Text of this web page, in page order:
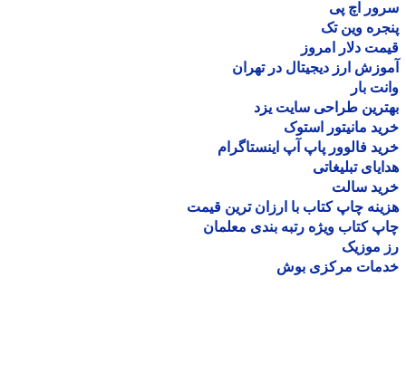
اچ پی
وین تک
دلار امروز
ارز دیجیتال در تهران
بار
طراحی سایت یزد
مانیتور استوک
فالوور پاپ آپ اینستاگرام
تبلیغاتی
سالت
چاپ کتاب با ارزان ترین قیمت
کتاب ویژه رتبه بندی معلمان
موزیک
مرکزی بوش